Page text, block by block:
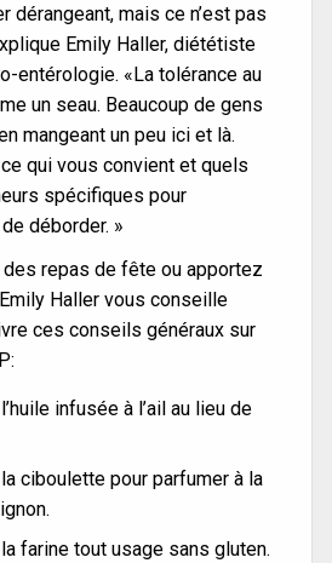
dérangeant, mais ce n’est pas
Emily Haller, diététiste
entérologie. «La tolérance au
un seau. Beaucoup de gens
mangeant un peu ici et là.
qui vous convient et quels
spécifiques pour
déborder. »
repas de fête ou apportez
Haller vous conseille
ces conseils généraux sur
infusée à l’ail au lieu de
ciboulette pour parfumer à la
farine tout usage sans gluten.